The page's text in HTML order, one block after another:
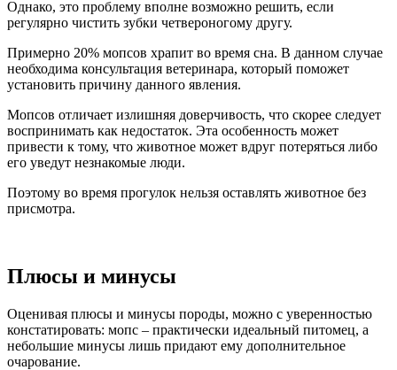
Однако, это проблему вполне возможно решить, если
регулярно чистить зубки четвероногому другу.
Примерно 20% мопсов храпит во время сна. В данном случае
необходима консультация ветеринара, который поможет
установить причину данного явления.
Мопсов отличает излишняя доверчивость, что скорее следует
воспринимать как недостаток. Эта особенность может
привести к тому, что животное может вдруг потеряться либо
его уведут незнакомые люди.
Поэтому во время прогулок нельзя оставлять животное без
присмотра.
Плюсы и минусы
Оценивая плюсы и минусы породы, можно с уверенностью
констатировать: мопс – практически идеальный питомец, а
небольшие минусы лишь придают ему дополнительное
очарование.